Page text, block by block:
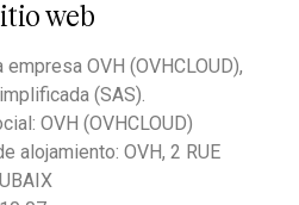
web
OVH (OVHCLOUD),
(SAS).
OVH (OVHCLOUD)
alojamiento: OVH, 2 RUE